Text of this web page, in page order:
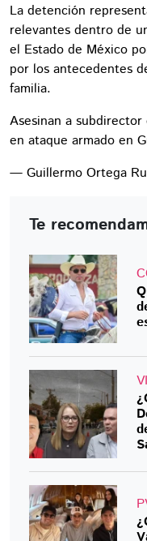
La detención
relevantes dentro de
el Estado de México
por los antecedentes
familia.
Asesinan a
en ataque armado en
— Guillermo Ortega
Te